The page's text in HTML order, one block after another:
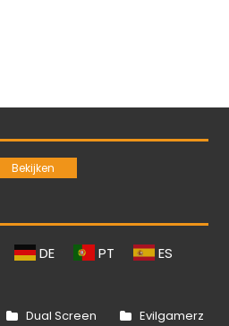
DE PT ES
Dual Screen Evilgamerz